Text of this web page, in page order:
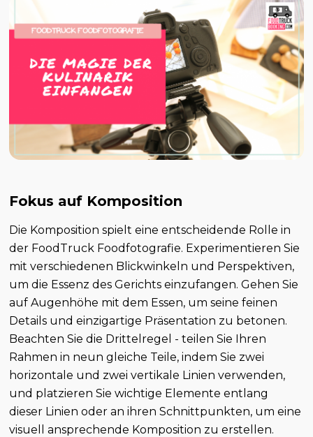
Fokus auf Komposition
Die Komposition spielt eine entscheidende Rolle in
der FoodTruck Foodfotografie. Experimentieren Sie
mit verschiedenen Blickwinkeln und Perspektiven,
um die Essenz des Gerichts einzufangen. Gehen Sie
auf Augenhöhe mit dem Essen, um seine feinen
Details und einzigartige Präsentation zu betonen.
Beachten Sie die Drittelregel - teilen Sie Ihren
Rahmen in neun gleiche Teile, indem Sie zwei
horizontale und zwei vertikale Linien verwenden,
und platzieren Sie wichtige Elemente entlang
dieser Linien oder an ihren Schnittpunkten, um eine
visuell ansprechende Komposition zu erstellen.